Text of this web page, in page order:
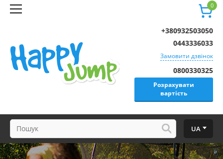
0
0800330325
Розрахувати
вартість
+380932503050
0443336033
Замовити дзвінок
UA